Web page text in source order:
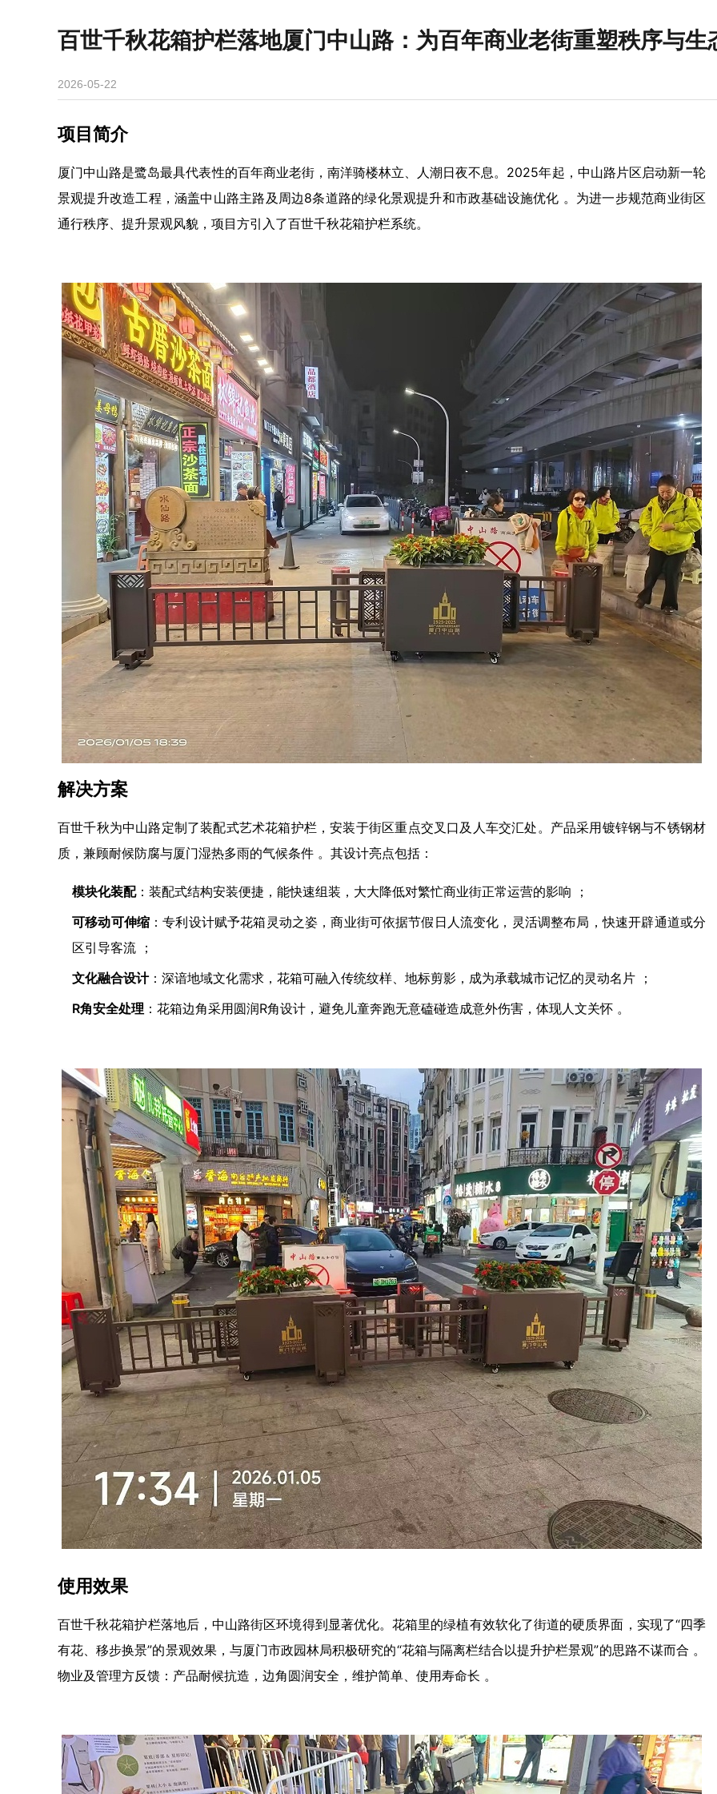
百世千秋花箱护栏落地厦门中山路：为百年商业老街重塑秩序与生
2026-05-22
项目简介
厦门中山路是鹭岛最具代表性的百年商业老街，南洋骑楼林立、人潮日夜不息。2025年起，中山路片区启动新一轮
景观提升改造工程，涵盖中山路主路及周边8条道路的绿化景观提升和市政基础设施优化 。为进一步规范商业街区
通行秩序、提升景观风貌，项目方引入了百世千秋花箱护栏系统。
解决方案
百世千秋为中山路定制了装配式艺术花箱护栏，安装于街区重点交叉口及人车交汇处。产品采用镀锌钢与不锈钢材
质，兼顾耐候防腐与厦门湿热多雨的气候条件 。其设计亮点包括：
模块化装配：装配式结构安装便捷，能快速组装，大大降低对繁忙商业街正常运营的影响
；
可移动可伸缩 ：专利设计赋予花箱灵动之姿，商业街可依据节假日人流变化，灵活调整布局，快速开辟通道或分
区引导客流 ；
文化融合设计：深谙地域文化需求，花箱可融入传统纹样、地标剪影，成为承载城市记忆的灵动名片 ；
R角安全处理 ：花箱边角采用圆润R角设计，避免儿童奔跑无意磕碰造成意外伤害，体现人文关怀 。
使用效果
百世千秋花箱护栏落地后，中山路街区环境得到显著优化。花箱里的绿植有效软化了街道的硬质界面，实现了“四季
有花、移步换景”的景观效果，与厦门市政园林局积极研究的“花箱与隔离栏结合以提升护栏景观”的思路不谋而合 。
物业及管理方反馈：产品耐候抗造，边角圆润安全，维护简单、使用寿命长 。